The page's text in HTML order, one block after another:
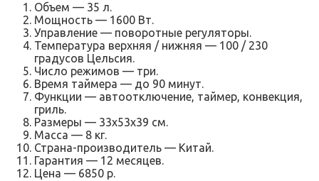
Объем — 35 л.
Мощность — 1600 Вт.
Управление — поворотные регуляторы.
Температура верхняя / нижняя — 100 / 230
градусов Цельсия.
Число режимов — три.
Время таймера — до 90 минут.
Функции — автоотключение, таймер, конвекция,
гриль.
Размеры — 33х53х39 см.
Масса — 8 кг.
Страна-производитель — Китай.
Гарантия — 12 месяцев.
Цена — 6850 р.